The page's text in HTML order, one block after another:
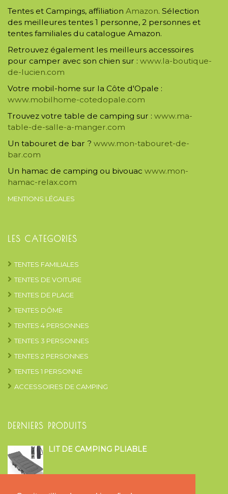
Tentes et Campings, affiliation Amazon. Sélection
des meilleures tentes 1 personne, 2 personnes et
tentes familiales du catalogue Amazon.
Retrouvez également les meilleurs accessoires
pour camper avec son chien sur : www.la-boutique-
de-lucien.com
Votre mobil-home sur la Côte d'Opale :
www.mobilhome-cotedopale.com
Trouvez votre table de camping sur : www.ma-
table-de-salle-a-manger.com
Un tabouret de bar ? www.mon-tabouret-de-
bar.com
Un hamac de camping ou bivouac www.mon-
hamac-relax.com
MENTIONS LÉGALES
LES CATEGORIES
TENTES FAMILIALES
TENTES DE VOITURE
TENTES DE PLAGE
TENTES DÔME
TENTES 4 PERSONNES
TENTES 3 PERSONNES
TENTES 2 PERSONNES
TENTES 1 PERSONNE
ACCESSOIRES DE CAMPING
DERNIERS PRODUITS
LIT DE CAMPING PLIABLE